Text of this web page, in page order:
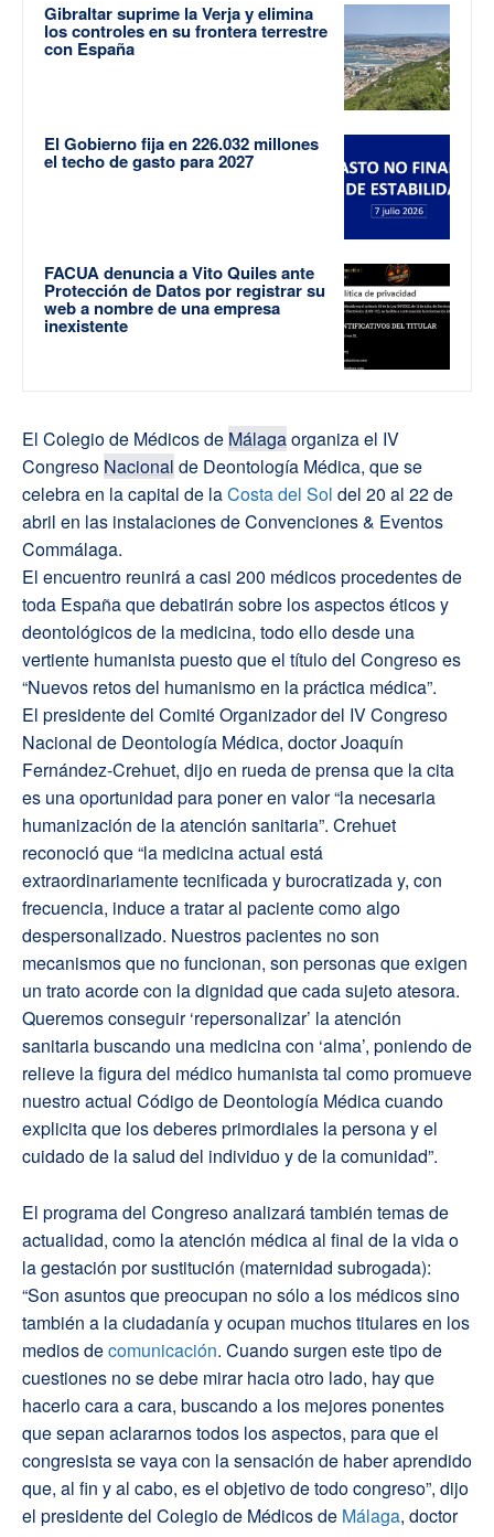
Gibraltar suprime la Verja y elimina
los controles en su frontera terrestre
con España
El Gobierno fija en 226.032 millones
el techo de gasto para 2027
FACUA denuncia a Vito Quiles ante
Protección de Datos por registrar su
web a nombre de una empresa
inexistente
El Colegio de Médicos de Málagaorganiza el IV
Congreso Nacional de Deontología Médica, que se
celebra en la capital de laCosta del Sol del 20 al 22 de
abril en las instalaciones de Convenciones & Eventos
Commálaga.
El encuentro reunirá a casi 200 médicos procedentes de
toda España que debatirán sobre los aspectos éticos y
deontológicos de la medicina, todo ello desde una
vertiente humanista puesto que el título del Congreso es
“Nuevos retos del humanismo en la práctica médica”.
El presidente del Comité Organizador del IV Congreso
Nacional de Deontología Médica, doctor Joaquín
Fernández-Crehuet, dijo en rueda de prensa que la cita
es una oportunidad para poner en valor “la necesaria
humanización de la atención sanitaria”. Crehuet
reconoció que “la medicina actual está
extraordinariamente tecnificada y burocratizada y, con
frecuencia, induce a tratar al paciente como algo
despersonalizado. Nuestros pacientes no son
mecanismos que no funcionan, son personas que exigen
un trato acorde con la dignidad que cada sujeto atesora.
Queremos conseguir ‘repersonalizar’ la atención
sanitaria buscando una medicina con ‘alma’, poniendo de
relieve la figura del médico humanista tal como promueve
nuestro actual Código de Deontología Médica cuando
explicita que los deberes primordiales la persona y el
cuidado de la salud del individuo y de la comunidad”.
El programa del Congreso analizará también temas de
actualidad, como la atención médica al final de la vida o
la gestación por sustitución (maternidad subrogada):
“Son asuntos que preocupan no sólo a los médicos sino
también a la ciudadanía y ocupan muchos titulares en los
medios decomunicación. Cuando surgen este tipo de
cuestiones no se debe mirar hacia otro lado, hay que
hacerlo cara a cara, buscando a los mejores ponentes
que sepan aclararnos todos los aspectos, para que el
congresista se vaya con la sensación de haber aprendido
que, al fin y al cabo, es el objetivo de todo congreso”, dijo
el presidente del Colegio de Médicos de Málaga, doctor